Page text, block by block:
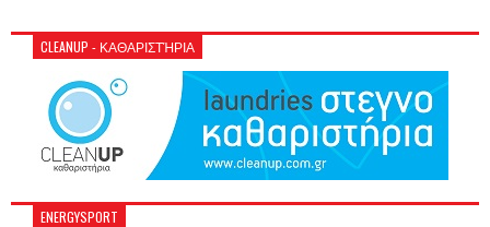
CLEANUP - ΚΑΘΑΡΙΣΤΉΡΙΑ
ENERGYSPORT